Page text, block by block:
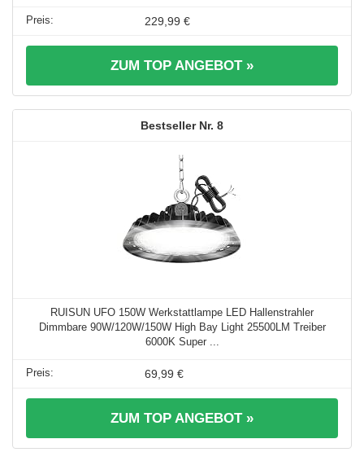
229,99 €
ZUM TOP ANGEBOT »
8
RUISUN UFO 150W Werkstattlampe LED Hallenstrahler
Dimmbare 90W/120W/150W High Bay Light 25500LM Treiber
6000K Super ...
69,99 €
ZUM TOP ANGEBOT »